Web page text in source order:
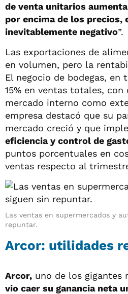
de venta unitarios
por encima de los precios,
inevitablemente negativo”.
Las exportaciones de
en volumen, pero la
El negocio de bodegas, en
15% en ventas totales,
mercado interno como
empresa destacó que su
mercado creció y que
eficiencia y control de
puntos porcentuales en
ventas respecto al
Las ventas en supermercados y
repuntar.
Arcor: utilidades
Arcor, uno de los gigantes
vio caer su ganancia neta